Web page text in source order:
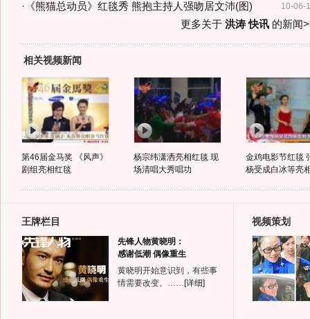
10-06-
· 《熊猫总动员》红毯秀 熊抱主持人强吻居文沛(图)
更多关于 洪涛 快讯的新闻
相关视频新闻
第46届金马奖 《风声》
剧组亮相红毯
杨宗纬潇洒亮相红毯 现
场清唱大秀唱功
金鸡电影节红毯
杨受成白冰等亮
王牌栏目
先锋人物黄晓明：
感谢低潮 偶像重生
黄晓明开始意识到，有些事
情需要改变。…… [详细]
视频策划